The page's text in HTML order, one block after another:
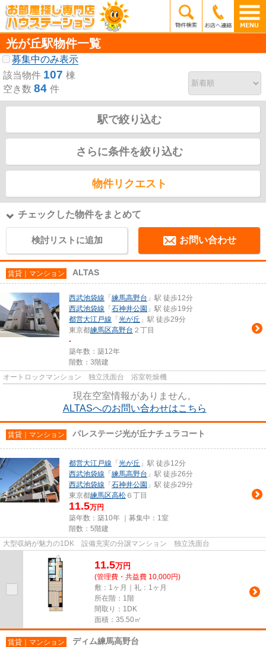
光が丘駅物件一覧
募集中のみ表示
該当物件 107 棟
空き数 84 件
駅で絞り込む
さらに条件を絞り込む
物件リクエスト
チェックした物件をまとめて
検討リストに追加 お問い合わせ
賃貸｜マンション ALTAS
西武池袋線 「 練馬高野台 」駅 徒歩12分
西武池袋線 「 石神井公園 」駅 徒歩19分
都営大江戸線 「 光が丘 」駅 徒歩29分
東京都練馬区高野台 ２丁目
-
築年数：築12年
階数：3階建
オートロックマンション 独立洗面台 浴室乾燥機
現在空室情報がありません。
ALTASへのお問い合わせはこちら
賃貸｜マンション パレステージ光が丘ナチュラコート
都営大江戸線 「 光が丘 」駅 徒歩12分
西武池袋線 「 練馬高野台 」駅 徒歩26分
西武池袋線 「 石神井公園 」駅 徒歩29分
東京都練馬区高松 ６丁目
11.5万円
築年数：築10年 ｜募集中： 1室
階数：5階建
大型収納が魅力の1DK 設備充実の分譲マンション 独立洗面台
11.5万円
(管理費・共益費 10,000円)
敷：1ヶ月｜礼：1ヶ月
所在階：1階
間取り：1DK
面積：35.50㎡
賃貸｜マンション ディム練馬高野台